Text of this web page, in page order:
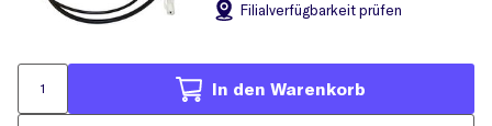
Filialverfügbarkeit prüfen
In den Warenkorb